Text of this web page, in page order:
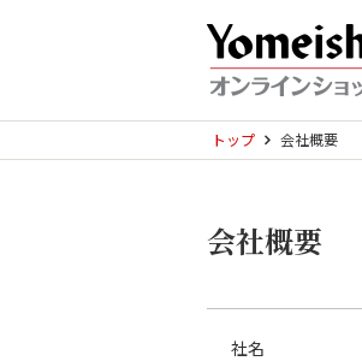
トップ 会社概要
会社概要
社名